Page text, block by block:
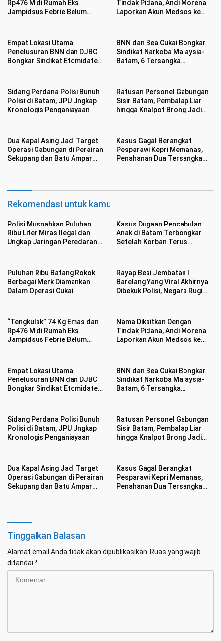
Rp476 M di Rumah Eks
Jampidsus Febrie Belum
Tindak Pidana, Andi Morena
Laporkan Akun Medsos ke
Empat Lokasi Utama
Penelusuran BNN dan DJBC
Bongkar Sindikat Etomidate
BNN dan Bea Cukai Bongkar
Sindikat Narkoba Malaysia-
Batam, 6 Tersangka
Sidang Perdana Polisi Bunuh
Polisi di Batam, JPU Ungkap
Kronologis Penganiayaan
Ratusan Personel Gabungan
Sisir Batam, Pembalap Liar
hingga Knalpot Brong Jadi
Dua Kapal Asing Jadi Target
Operasi Gabungan di Perairan
Sekupang dan Batu Ampar
Kasus Gagal Berangkat
Pesparawi Kepri Memanas,
Penahanan Dua Tersangka
Rekomendasi untuk kamu
Polisi Musnahkan Puluhan
Ribu Liter Miras Ilegal dan
Ungkap Jaringan Peredaran
Kasus Dugaan Pencabulan
Anak di Batam Terbongkar
Setelah Korban Terus
Puluhan Ribu Batang Rokok
Berbagai Merk Diamankan
Dalam Operasi Cukai
Rayap Besi Jembatan I
Barelang Yang Viral Akhirnya
Dibekuk Polisi, Negara Rugi
“Tengkulak” 74 Kg Emas dan
Rp476 M di Rumah Eks
Jampidsus Febrie Belum
Nama Dikaitkan Dengan
Tindak Pidana, Andi Morena
Laporkan Akun Medsos ke
Empat Lokasi Utama
Penelusuran BNN dan DJBC
Bongkar Sindikat Etomidate
BNN dan Bea Cukai Bongkar
Sindikat Narkoba Malaysia-
Batam, 6 Tersangka
Sidang Perdana Polisi Bunuh
Polisi di Batam, JPU Ungkap
Kronologis Penganiayaan
Ratusan Personel Gabungan
Sisir Batam, Pembalap Liar
hingga Knalpot Brong Jadi
Dua Kapal Asing Jadi Target
Operasi Gabungan di Perairan
Sekupang dan Batu Ampar
Kasus Gagal Berangkat
Pesparawi Kepri Memanas,
Penahanan Dua Tersangka
Tinggalkan Balasan
Alamat email Anda tidak akan dipublikasikan. Ruas yang wajib
ditandai *